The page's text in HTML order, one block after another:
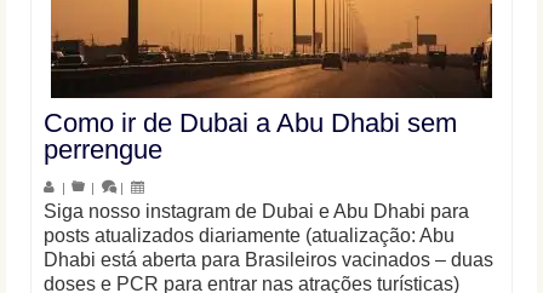
Como ir de Dubai a Abu Dhabi sem
perrengue
| | |
Siga nosso instagram de Dubai e Abu Dhabi para
posts atualizados diariamente (atualização: Abu
Dhabi está aberta para Brasileiros vacinados – duas
doses e PCR para entrar nas atrações turísticas)